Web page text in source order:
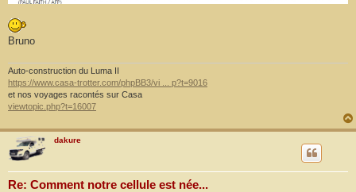
Bruno
Auto-construction du Luma II
https://www.casa-trotter.com/phpBB3/vi ... p?t=9016
et nos voyages racontés sur Casa
viewtopic.php?t=16007
dakure
Re: Comment notre cellule est née...